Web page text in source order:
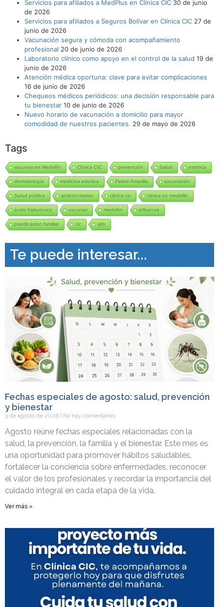
Servicios para afiliados a MedPlus en Clínica CIC 30 de junio
de 2026
Servicios para afiliados a Seguros Bolívar en Clínica CIC 27 de
junio de 2026
Vacunación segura y cómoda con acompañamiento
profesional 20 de junio de 2026
Laboratorio clínico como apoyo en el control de la salud 19 de
junio de 2026
Atención médica oportuna: clave para evitar complicaciones
16 de junio de 2026
Chequeos médicos periódicos: una decisión responsable para
tu bienestar 10 de junio de 2026
Nuevo horario de vacunación a domicilio para mayor
comodidad de nuestros pacientes. 29 de mayo de 2026
Tags
vacunas en Medellín Clínica CIC prevención Salud estética
dermatología medicina estetica Fiebre Amarilla vacunación
Salud pública anticonceptivo clinica cic clinica cic medellin
ácido hialurónico vacunas medellín influenza
planificación familiar cic vph
Te puede interesar...
Fechas especiales de agosto: salud, prevención
y bienestar
3 de agosto de 2026 No hay comentarios
Agosto reúne fechas especiales relacionadas con la
salud, la prevención, la familia y el bienestar. Este mes es
una oportunidad para promover hábitos saludables,
fortalecer la conciencia sobre enfermedades, reconocer
el valor de los profesionales y recordar la importancia del
cuidado integral en cada etapa de la vida.
Ver más »